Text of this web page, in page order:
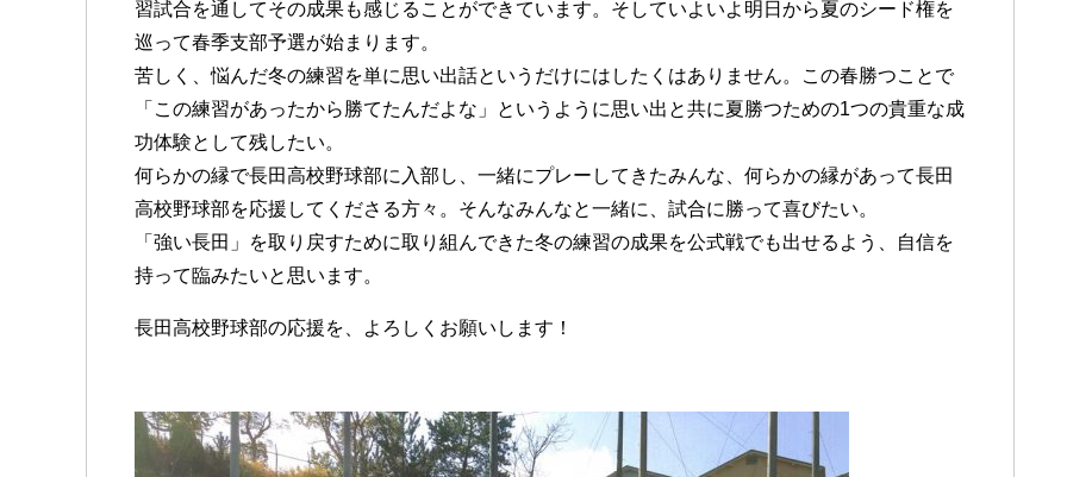
習試合を通してその成果も感じることができています。そしていよいよ明日から夏のシード権を
巡って春季支部予選が始まります。
苦しく、悩んだ冬の練習を単に思い出話というだけにはしたくはありません。この春勝つことで
「この練習があったから勝てたんだよな」というように思い出と共に夏勝つための1つの貴重な成
功体験として残したい。
何らかの縁で長田高校野球部に入部し、一緒にプレーしてきたみんな、何らかの縁があって長田
高校野球部を応援してくださる方々。そんなみんなと一緒に、試合に勝って喜びたい。
「強い長田」を取り戻すために取り組んできた冬の練習の成果を公式戦でも出せるよう、自信を
持って臨みたいと思います。
長田高校野球部の応援を、よろしくお願いします！